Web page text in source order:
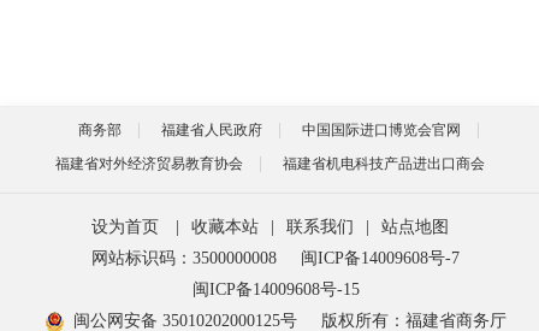
商务部 福建省人民政府
中国国际进口博览会官网
福建省对外经济贸易教育协会
福建省机电科技产品进出口商会
设为首页 收藏本站 联系我们
站点地图
网站标识码：3500000008
闽ICP备14009608号-7
闽ICP备14009608号-15
闽公网安备 35010202000125号
版权所有：福建省商务厅